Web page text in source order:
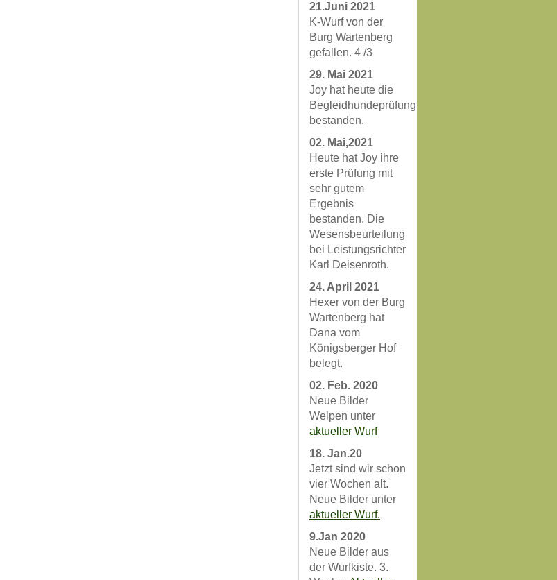
21.Juni 2021
K-Wurf von der
Burg Wartenberg
gefallen. 4 /3
29. Mai 2021
Joy hat heute die
Begleidhundeprüfung
bestanden.
02. Mai,2021
Heute hat Joy ihre
erste Prüfung mit
sehr gutem
Ergebnis
bestanden. Die
Wesensbeurteilung
bei Leistungsrichter
Karl Deisenroth.
24. April 2021
Hexer von der Burg
Wartenberg hat
Dana vom
Königsberger Hof
belegt.
02. Feb. 2020
Neue Bilder
Welpen unter
aktueller Wurf
18. Jan.20
Jetzt sind wir schon
vier Wochen alt.
Neue Bilder unter
aktueller Wurf.
9.Jan 2020
Neue Bilder aus
der Wurfkiste. 3.